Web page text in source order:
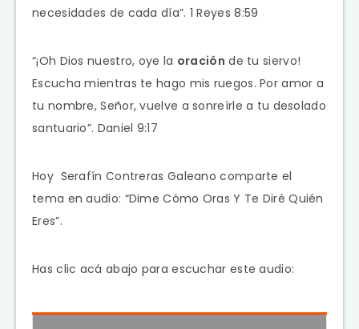
necesidades de cada día”. 1 Reyes 8:59
“¡Oh Dios nuestro, oye la oración de tu siervo!
Escucha mientras te hago mis ruegos. Por amor a
tu nombre, Señor, vuelve a sonreírle a tu desolado
santuario”. Daniel 9:17
Hoy Serafín Contreras Galeano comparte el
tema en audio: “Dime Cómo Oras Y Te Diré Quién
Eres”.
Has clic acá abajo para escuchar este audio: